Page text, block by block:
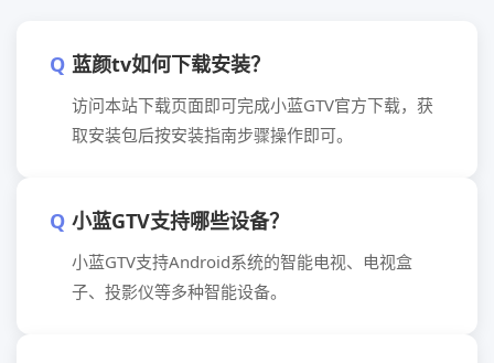
蓝颜tv如何下载安装？
访问本站下载页面即可完成小蓝GTV官方下载，获
取安装包后按安装指南步骤操作即可。
小蓝GTV支持哪些设备？
小蓝GTV支持Android系统的智能电视、电视盒
子、投影仪等多种智能设备。